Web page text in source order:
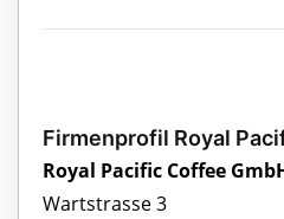
Firmenprofil Royal
Royal Pacific Coffee
Wartstrasse 3